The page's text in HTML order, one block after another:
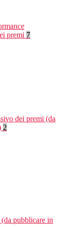
premi 7
dei premi (da
2
pubblicare in